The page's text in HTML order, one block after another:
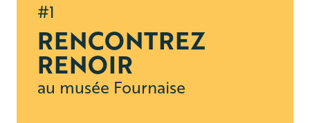
#1
RENCONTREZ
RENOIR
au musée Fournaise